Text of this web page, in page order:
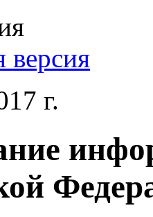
версия
г.